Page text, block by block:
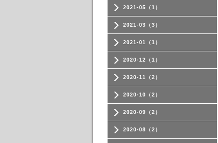
2021-05（1）
2021-03（3）
2021-01（1）
2020-12（1）
2020-11（2）
2020-10（2）
2020-09（2）
2020-08（2）